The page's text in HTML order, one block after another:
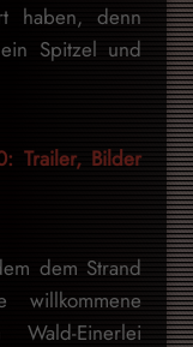
haben, denn
Spitzel und
dem Strand
Einerlei